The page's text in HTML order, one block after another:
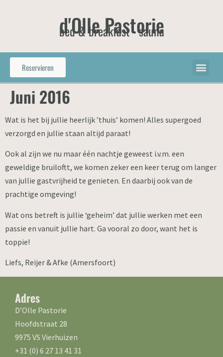
d'Olle Pastorie
bed & breakfast - sauna
Reservieren
Juni 2016
Wat is het bij jullie heerlijk ’thuis’ komen! Alles supergoed
verzorgd en jullie staan altijd paraat!
Ook al zijn we nu maar één nachtje geweest i.v.m. een
geweldige bruiloftt, we komen zeker een keer terug om langer
van jullie gastvrijheid te genieten. En daarbij ook van de
prachtige omgeving!
Wat ons betreft is jullie ‘geheim’ dat jullie werken met een
passie en vanuit jullie hart. Ga vooral zo door, want het is
toppie!
Liefs, Reijer & Afke (Amersfoort)
Adres
D’Olle Pastorie
Hoofdstraat 28
9975 VS Vierhuizen
+31 (0) 6 27 13 41 31